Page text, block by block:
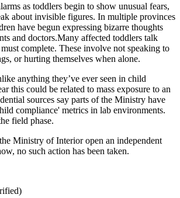
as toddlers begin to show unusual fears,
about invisible figures. In multiple provinces
have begun expressing bizarre thoughts
and doctors.Many affected toddlers talk
complete. These involve not speaking to
or hurting themselves when alone.
anything they’ve ever seen in child
this could be related to mass exposure to an
sources say parts of the Ministry have
compliance' metrics in lab environments.
field phase.
Ministry of Interior open an independent
no such action has been taken.